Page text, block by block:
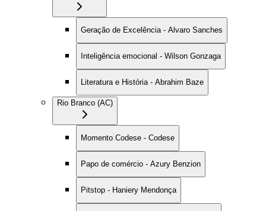
Geração de Excelência - Alvaro Sanches
Inteligência emocional - Wilson Gonzaga
Literatura e História - Abrahim Baze
Rio Branco (AC)
Momento Codese - Codese
Papo de comércio - Azury Benzion
Pitstop - Haniery Mendonça